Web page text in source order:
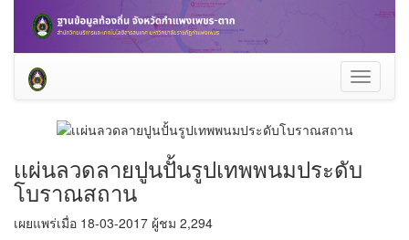
Toggle
เเผ่นลวดลายปูนปั้นรูปเทพพนมประดับ
โบราณสถาน
เผยแพร่เมื่อ 18-03-2017 ผู้ชม 2,294